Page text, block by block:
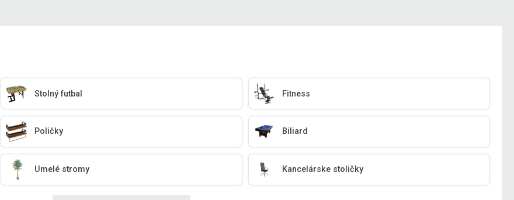
Stolný futbal Fitness
Poličky Biliard
Umelé stromy Kancelárske stoličky